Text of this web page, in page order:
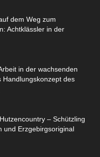
dem Weg zum
Achtklässler in der
in der wachsenden
Handlungskonzept des
– Schützling
und Erzgebirgsoriginal